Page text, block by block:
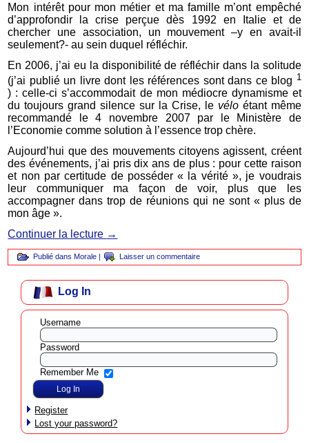
Mon intérêt pour mon métier et ma famille m’ont empêché
d’approfondir la crise perçue dès 1992 en Italie et de
chercher une association, un mouvement –y en avait-il
seulement?- au sein duquel réfléchir.
En 2006, j’ai eu la disponibilité de réfléchir dans la solitude
(j’ai publié un livre dont les références sont dans ce blog 1
) : celle-ci s’accommodait de mon médiocre dynamisme et
du toujours grand silence sur la Crise, le véloétant même
recommandé le 4 novembre 2007 par le Ministère de
l’Economie comme solution à l’essence trop chère.
Aujourd’hui que des mouvements citoyens agissent, créent
des événements, j’ai pris dix ans de plus : pour cette raison
et non par certitude de posséder « la vérité », je voudrais
leur communiquer ma façon de voir, plus que les
accompagner dans trop de réunions qui ne sont « plus de
mon âge ».
Continuer la lecture →
Publié dans Morale | Laisser un commentaire
Log In
Username
Password
Remember Me
Register
Lost your password?